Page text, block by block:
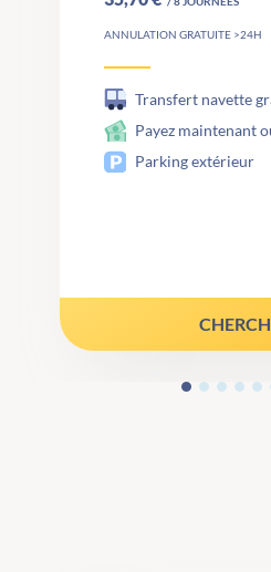
ANNULATION GRATUITE >24H
Transfert navette
Payez maintenant
Parking extérieur